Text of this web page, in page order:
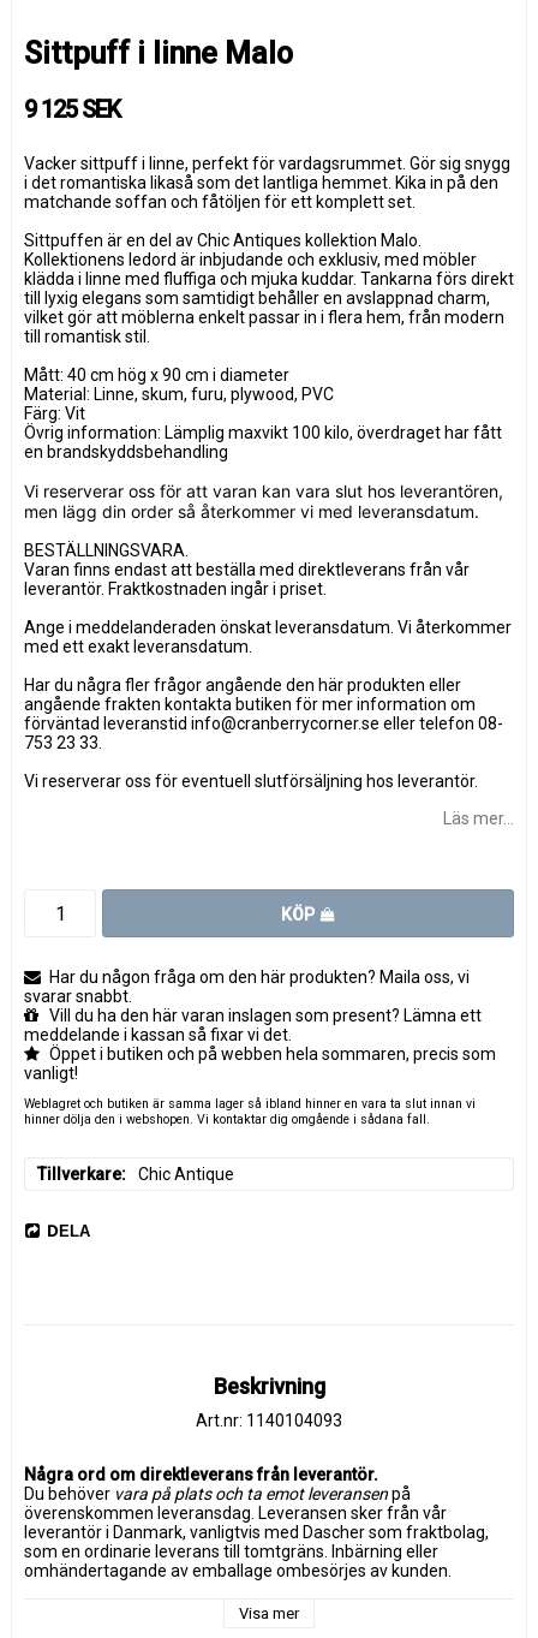
Sittpuff i linne Malo
9 125 SEK
Vacker sittpuff i linne, perfekt för vardagsrummet. Gör sig snygg
i det romantiska likaså som det lantliga hemmet. Kika in på den
matchande soffan och fåtöljen för ett komplett set.
Sittpuffen är en del av Chic Antiques kollektion Malo.
Kollektionens ledord är inbjudande och exklusiv, med möbler
klädda i linne med fluffiga och mjuka kuddar. Tankarna förs direkt
till lyxig elegans som samtidigt behåller en avslappnad charm,
vilket gör att möblerna enkelt passar in i flera hem, från modern
till romantisk stil.
Mått: 40 cm hög x 90 cm i diameter
Material: Linne, skum, furu, plywood, PVC
Färg: Vit
Övrig information: Lämplig maxvikt 100 kilo, överdraget har fått
en brandskyddsbehandling
Vi reserverar oss för att varan kan vara slut hos leverantören,
men lägg din order så återkommer vi med leveransdatum.
BESTÄLLNINGSVARA.
Varan finns endast att beställa med direktleverans från vår
leverantör. Fraktkostnaden ingår i priset.
Ange i meddelanderaden önskat leveransdatum. Vi återkommer
med ett exakt leveransdatum.
Har du några fler frågor angående den här produkten eller
angående frakten kontakta butiken för mer information om
förväntad leveranstid info@cranberrycorner.se eller telefon 08-
753 23 33.
Vi reserverar oss för eventuell slutförsäljning hos leverantör.
Läs mer...
KÖP
Har du någon fråga om den här produkten? Maila oss, vi
svarar snabbt.
Vill du ha den här varan inslagen som present? Lämna ett
meddelande i kassan så fixar vi det.
Öppet i butiken och på webben hela sommaren, precis som
vanligt!
Weblagret och butiken är samma lager så ibland hinner en vara ta slut innan vi
hinner dölja den i webshopen. Vi kontaktar dig omgående i sådana fall.
Tillverkare Chic Antique
DELA
Beskrivning
Art.nr: 1140104093
Några ord om direktleverans från leverantör.
Du behöver vara på plats och ta emot leveransen på
överenskommen leveransdag. Leveransen sker från vår
leverantör i Danmark, vanligtvis med Dascher som fraktbolag,
som en ordinarie leverans till tomtgräns. Inbärning eller
omhändertagande av emballage ombesörjes av kunden.
Visa mer